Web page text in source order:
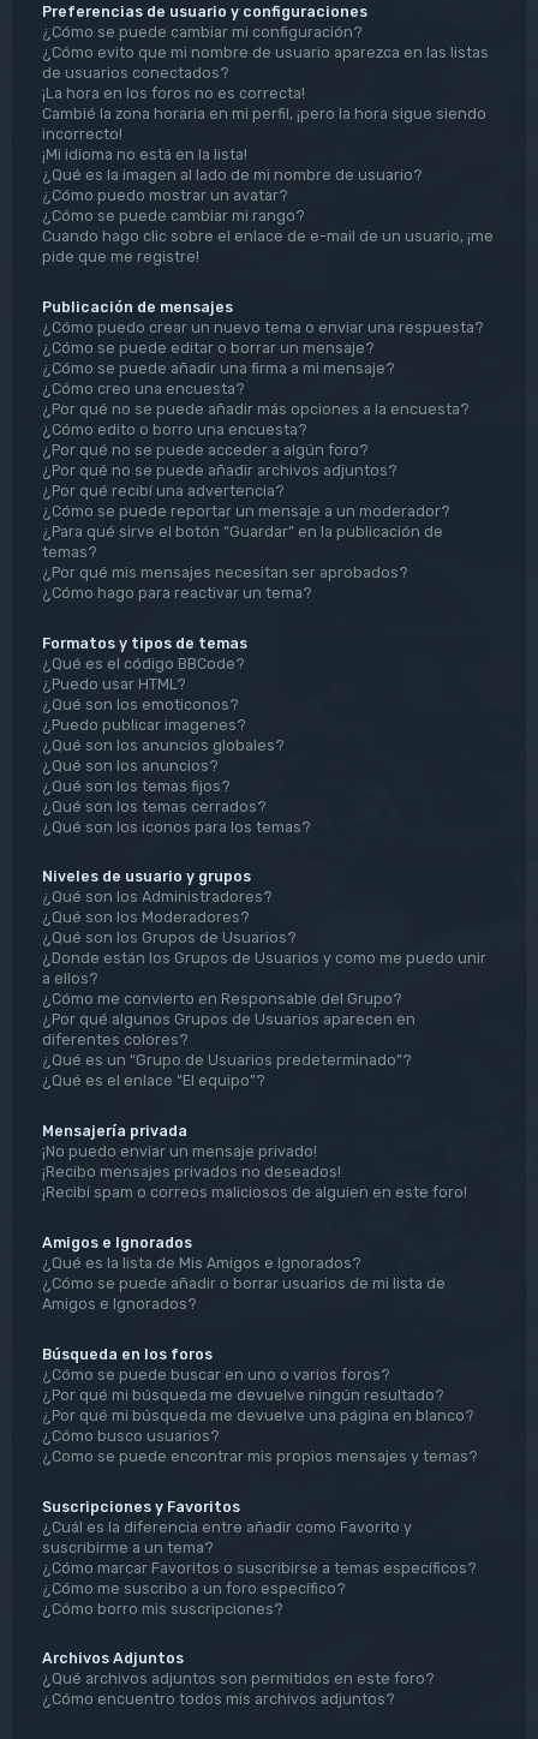
Preferencias de usuario y configuraciones
¿Cómo se puede cambiar mi configuración?
¿Cómo evito que mi nombre de usuario aparezca en las listas
de usuarios conectados?
¡La hora en los foros no es correcta!
Cambié la zona horaria en mi perfil, ¡pero la hora sigue siendo
incorrecto!
¡Mi idioma no está en la lista!
¿Qué es la imagen al lado de mi nombre de usuario?
¿Cómo puedo mostrar un avatar?
¿Cómo se puede cambiar mi rango?
Cuando hago clic sobre el enlace de e-mail de un usuario, ¡me
pide que me registre!
Publicación de mensajes
¿Cómo puedo crear un nuevo tema o enviar una respuesta?
¿Cómo se puede editar o borrar un mensaje?
¿Cómo se puede añadir una firma a mi mensaje?
¿Cómo creo una encuesta?
¿Por qué no se puede añadir más opciones a la encuesta?
¿Cómo edito o borro una encuesta?
¿Por qué no se puede acceder a algún foro?
¿Por qué no se puede añadir archivos adjuntos?
¿Por qué recibí una advertencia?
¿Cómo se puede reportar un mensaje a un moderador?
¿Para qué sirve el botón “Guardar” en la publicación de
temas?
¿Por qué mis mensajes necesitan ser aprobados?
¿Cómo hago para reactivar un tema?
Formatos y tipos de temas
¿Qué es el código BBCode?
¿Puedo usar HTML?
¿Qué son los emoticonos?
¿Puedo publicar imagenes?
¿Qué son los anuncios globales?
¿Qué son los anuncios?
¿Qué son los temas fijos?
¿Qué son los temas cerrados?
¿Qué son los iconos para los temas?
Niveles de usuario y grupos
¿Qué son los Administradores?
¿Qué son los Moderadores?
¿Qué son los Grupos de Usuarios?
¿Donde están los Grupos de Usuarios y como me puedo unir
a ellos?
¿Cómo me convierto en Responsable del Grupo?
¿Por qué algunos Grupos de Usuarios aparecen en
diferentes colores?
¿Qué es un “Grupo de Usuarios predeterminado”?
¿Qué es el enlace “El equipo”?
Mensajería privada
¡No puedo enviar un mensaje privado!
¡Recibo mensajes privados no deseados!
¡Recibí spam o correos maliciosos de alguien en este foro!
Amigos e Ignorados
¿Qué es la lista de Mis Amigos e Ignorados?
¿Cómo se puede añadir o borrar usuarios de mi lista de
Amigos e Ignorados?
Búsqueda en los foros
¿Cómo se puede buscar en uno o varios foros?
¿Por qué mi búsqueda me devuelve ningún resultado?
¿Por qué mi búsqueda me devuelve una página en blanco?
¿Cómo busco usuarios?
¿Como se puede encontrar mis propios mensajes y temas?
Suscripciones y Favoritos
¿Cuál es la diferencia entre añadir como Favorito y
suscribirme a un tema?
¿Cómo marcar Favoritos o suscribirse a temas específicos?
¿Cómo me suscribo a un foro específico?
¿Cómo borro mis suscripciones?
Archivos Adjuntos
¿Qué archivos adjuntos son permitidos en este foro?
¿Cómo encuentro todos mis archivos adjuntos?